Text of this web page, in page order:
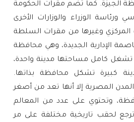
الجيزة. كما تضم مقرات الحكومة
ورئاسة الوزراء والوزارات الأخرى
وغيرها من مقرات السلطة
الإدارية الجديدة، وهي محافظة
تشغل كامل مساحتها مدينة واحدة،
كبيرة تشكل محافظة بذاتها.
المصرية إلا أنها تعد من أصغر
وتحتوي على عدد من المعالم
ترجع لحقب تاريخية مختلفة على مر